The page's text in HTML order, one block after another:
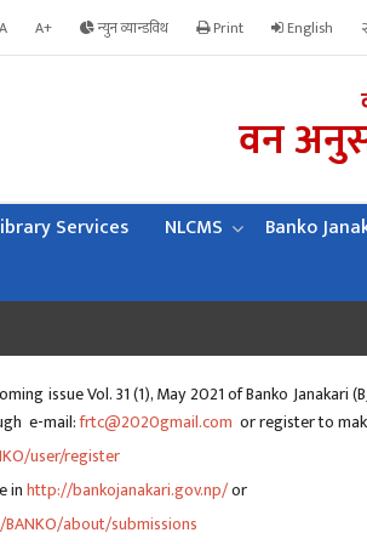
A A+ न्युन व्यान्डविथ Print English
वन
Services NLCMS Banko
issue Vol. 31 (1), May 2021 of Banko
e-mail:frtc@2020gmail.com or register to
user/register
inhttp://bankojanakari.gov.np/or
about/submissions